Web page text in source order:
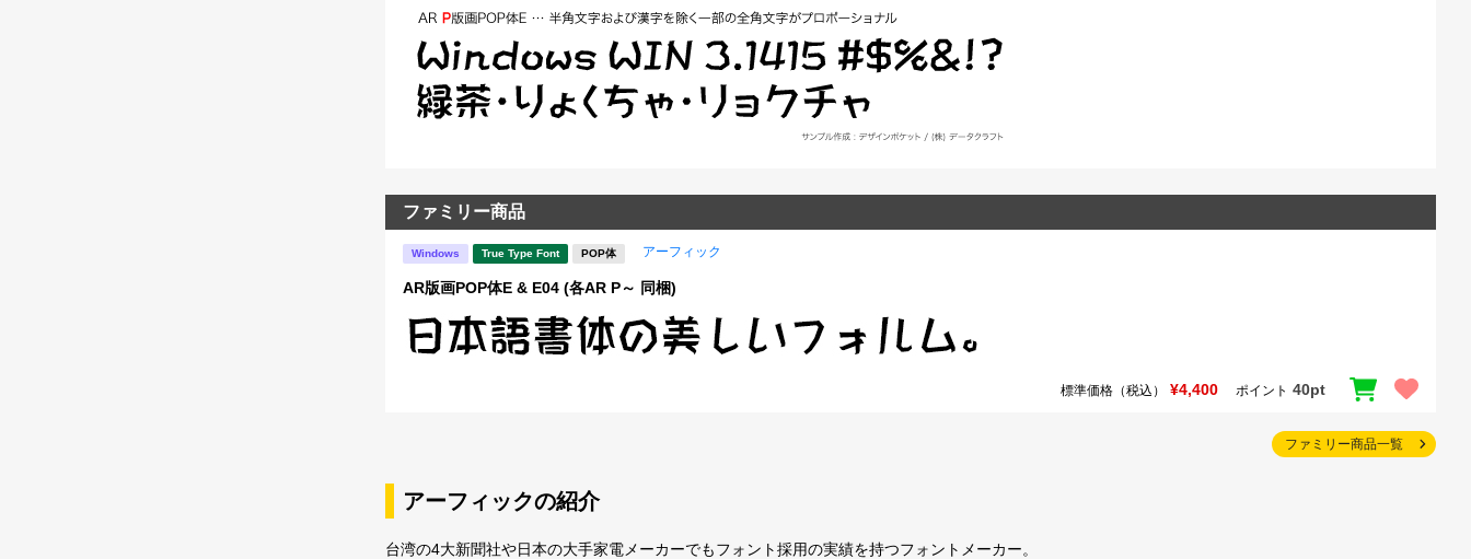
ファミリー商品
Windows True Type Font POP体 アーフィック
AR版画POP体E & E04 (各AR P～ 同梱)
標準価格（税込） ¥4,400 ポイント 40pt
ファミリー商品一覧
アーフィックの紹介
台湾の4大新聞社や日本の大手家電メーカーでもフォント採用の実績を持つフォントメーカー。